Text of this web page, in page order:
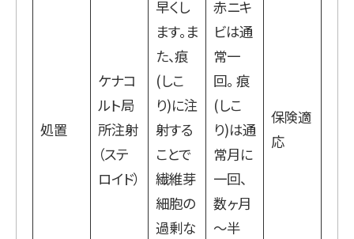
処置
ケナコ
ルト局
所注射
（ステ
ロイド）
早くし
ます。ま
た、痕
(しこ
り)に注
射する
ことで
繊維芽
細胞の
過剰な
赤ニキ
ビは通
常一
回。 痕
(しこ
り)は通
常月に
一回、
数ヶ月
～半
保険適
応